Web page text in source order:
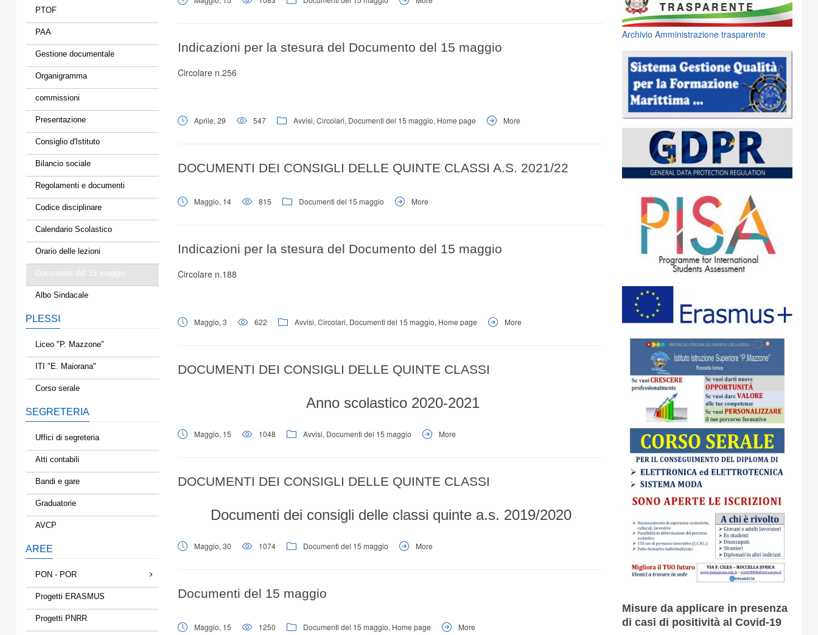
PTOF
PAA
Gestione documentale
Organigramma
commissioni
Presentazione
Consiglio d'Istituto
Bilancio sociale
Regolamenti e documenti
Codice disciplinare
Calendario Scolastico
Orario delle lezioni
Documenti del 15 maggio
Albo Sindacale
PLESSI
Liceo "P. Mazzone"
ITI "E. Maiorana"
Corso serale
SEGRETERIA
Uffici di segreteria
Atti contabili
Bandi e gare
Graduatorie
AVCP
AREE
PON - POR
Progetti ERASMUS
Progetti PNRR
Indicazioni per la stesura del Documento del 15 maggio
Circolare n.256
Aprile, 29 547 Avvisi, Circolari, Documenti del 15 maggio, Home page More
DOCUMENTI DEI CONSIGLI DELLE QUINTE CLASSI A.S. 2021/22
Maggio, 14 815 Documenti del 15 maggio More
Indicazioni per la stesura del Documento del 15 maggio
Circolare n.188
Maggio, 3 622 Avvisi, Circolari, Documenti del 15 maggio, Home page More
DOCUMENTI DEI CONSIGLI DELLE QUINTE CLASSI
Anno scolastico 2020-2021
Maggio, 15 1048 Avvisi, Documenti del 15 maggio More
DOCUMENTI DEI CONSIGLI DELLE QUINTE CLASSI
Documenti dei consigli delle classi quinte a.s. 2019/2020
Maggio, 30 1074 Documenti del 15 maggio More
Documenti del 15 maggio
Maggio, 15 1250 Documenti del 15 maggio, Home page More
Archivio Amministrazione trasparente
Misure da applicare in presenza
di casi di positività al Covid-19